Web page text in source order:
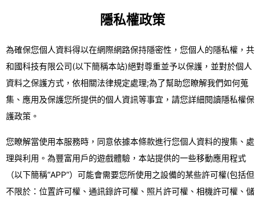
隱私權政策
為確保您個人資料得以在網際網路保持隱密性，您個人的隱私權，共
和國科技有限公司(以下簡稱本站)絕對尊重並予以保護，並對於個人
資料之保護方式，依相關法律規定處理;為了幫助您瞭解我們如何蒐
集、應用及保護您所提供的個人資訊等事宜，請您詳細閱讀隱私權保
護政策。
您瞭解當使用本服務時，同意依據本條款進行您個人資料的搜集、處
理與利用。為豐富用戶的遊戲體驗，本站提供的一些移動應用程式
（以下簡稱“APP”）可能會需要您所使用之設備的某些許可權(包括但
不限於：位置許可權、通訊錄許可權、照片許可權、相機許可權、儲